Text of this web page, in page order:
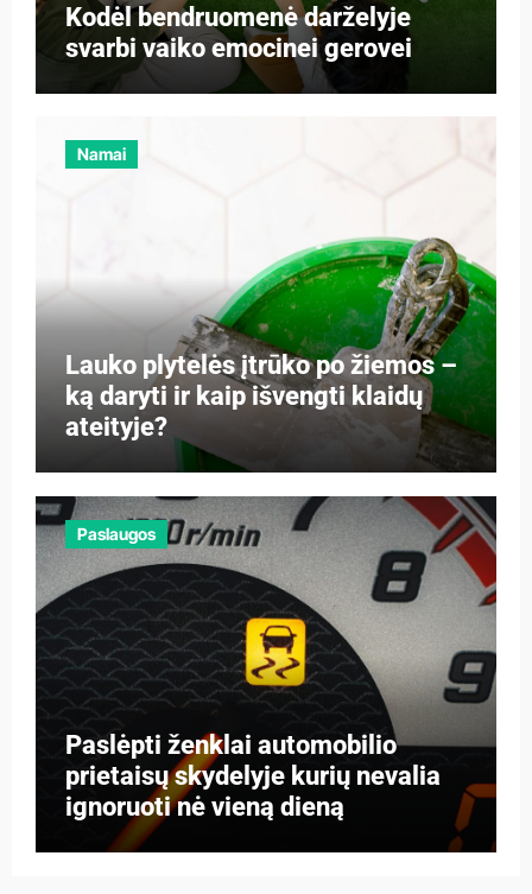
Kodėl bendruomenė darželyje
svarbi vaiko emocinei gerovei
Namai
Lauko plytelės įtrūko po žiemos –
ką daryti ir kaip išvengti klaidų
ateityje?
Paslaugos
Paslėpti ženklai automobilio
prietaisų skydelyje kurių nevalia
ignoruoti nė vieną dieną